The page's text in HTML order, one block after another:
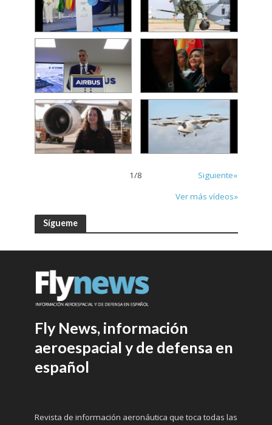
1/8
Siguiente»
Ver más vídeos»
Sígueme
Fly News, información
aeroespacial y de defensa en
español
Revista de información aeronáutica que toca todas las